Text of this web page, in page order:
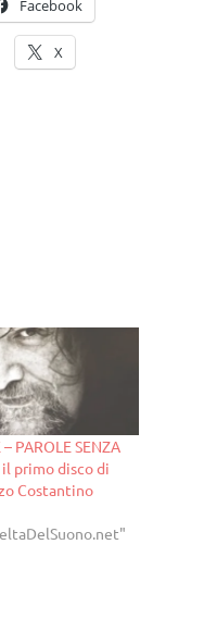
Facebook
X
PAROLE SENZA
il primo disco di
Costantino